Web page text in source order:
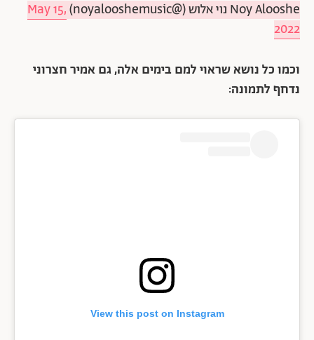
Noy Alooshe נוי אלוש (@noyalooshemusic)
May 15,
2022
וכמו כל נושא שראוי למם בימים אלה, גם אמיר חצרוני
נדחף לתמונה:
View this post on Instagram